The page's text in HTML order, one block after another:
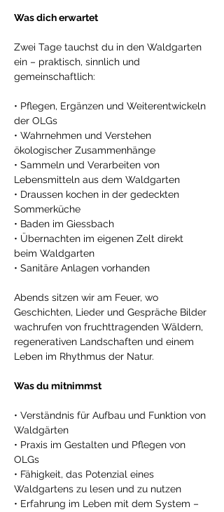
Was dich erwartet
Zwei Tage tauchst du in den Waldgarten
ein – praktisch, sinnlich und
gemeinschaftlich:
• Pflegen, Ergänzen und Weiterentwickeln
der OLGs
• Wahrnehmen und Verstehen
ökologischer Zusammenhänge
• Sammeln und Verarbeiten von
Lebensmitteln aus dem Waldgarten
• Draussen kochen in der gedeckten
Sommerküche
• Baden im Giessbach
• Übernachten im eigenen Zelt direkt
beim Waldgarten
• Sanitäre Anlagen vorhanden
Abends sitzen wir am Feuer, wo
Geschichten, Lieder und Gespräche Bilder
wachrufen von fruchttragenden Wäldern,
regenerativen Landschaften und einem
Leben im Rhythmus der Natur.
Was du mitnimmst
• Verständnis für Aufbau und Funktion von
Waldgärten
• Praxis im Gestalten und Pflegen von
OLGs
• Fähigkeit, das Potenzial eines
Waldgartens zu lesen und zu nutzen
• Erfahrung im Leben mit dem System –